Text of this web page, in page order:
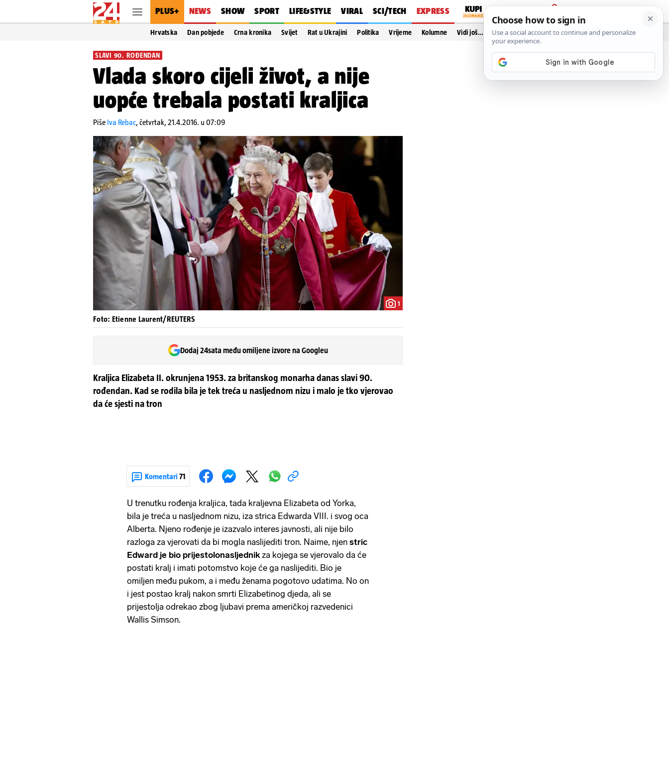
PLUS+ NEWS SHOW SPORT LIFE&STYLE VIRAL SCI/TECH EXPRESS
PRIJAVA
Hrvatska Dan pobjede Crna kronika Svijet Rat u Ukrajini Politika Vrijeme Kolumne Vidi još…
SLAVI 90. ROĐENDAN
Vlada skoro cijeli život, a nije
uopće trebala postati kraljica
Piše Iva Rebac,četvrtak, 21.4.2016. u 07:09
1
Foto: Etienne Laurent/REUTERS
Dodaj 24sata među omiljene izvore na Googleu
Kraljica Elizabeta II. okrunjena 1953. za britanskog monarha danas slavi 90.
rođendan. Kad se rodila bila je tek treća u nasljednom nizu i malo je tko vjerovao
da će sjesti na tron
Komentari 71
U trenutku rođenja kraljica, tada kraljevna Elizabeta od Yorka,
bila je treća u nasljednom nizu, iza strica Edwarda VIII. i svog oca
Alberta. Njeno rođenje je izazvalo interes javnosti, ali nije bilo
razloga za vjerovati da bi mogla naslijediti tron. Naime, njen stric
Edward je bio prijestolonasljednikza kojega se vjerovalo da će
postati kralj i imati potomstvo koje će ga naslijediti. Bio je
omiljen među pukom, a i među ženama pogotovo udatima. No on
i jest postao kralj nakon smrti Elizabetinog djeda, ali se
prijestolja odrekao zbog ljubavi prema američkoj razvedenici
Wallis Simson.